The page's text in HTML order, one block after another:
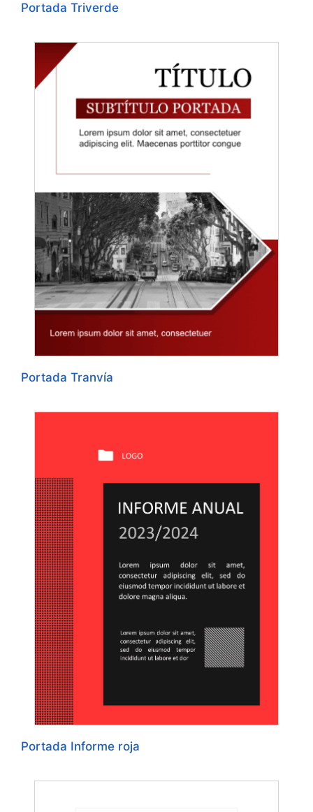
Portada Triverde
Portada Tranvía
Portada Informe roja